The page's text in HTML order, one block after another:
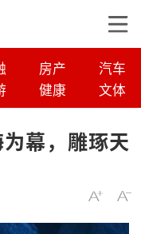
房产
汽车
健康 文体
幕，雕琢天